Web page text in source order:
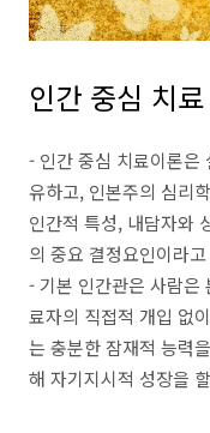
인간 중심 치
- 인간 중심 치료이론은
유하고, 인본주의 심리
인간적 특성, 내담자와
의 중요 결정요인이라
- 기본 인간관은 사람은
료자의 직접적 개입 없
는 충분한 잠재적 능력
해 자기지시적 성장을